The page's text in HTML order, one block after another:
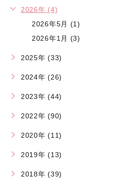
2026年 (4)
2026年5月 (1)
2026年1月 (3)
2025年 (33)
2024年 (26)
2023年 (44)
2022年 (90)
2020年 (11)
2019年 (13)
2018年 (39)